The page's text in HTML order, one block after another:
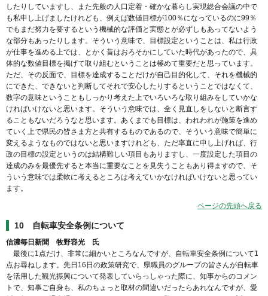
したりしていますし、また先般の人口定着・確かな暮らし実現総合会議の中で
も私申し上げましたけれども、例えば数値目標が100％になっているのに99％
でもまだ努力を要するという機械的な評価と実態とが必ずしもあってないよう
な部分もあったりします。そういう意味で、目標設定ということは、私は行政
が仕事を進める上では、とかく昔はおろそかにしていた時代があったので、具
体的な数値目標を掲げて取り組むということは極めて重要だと思っています。
ただ、その反面で、目標を達成することだけが自己目的化して、それを機械的
にできた、できないと判断してそれで安心したりするということではなくて、
数字の意味ということもしっかり考えた上でいろいろな取り組みをしていかな
ければいけないと思います。そういう意味では、全く見直しをしないと断言す
ることもないだろうなと思います。あくまでも目標は、われわれが施策を進め
ていく上で県民の皆さま方と共有するものであるので、そういう意味で簡単に
変えるようなものではないと思いますけれども、ただ率直に申し上げれば、行
政の目標の設定というのは結構難しい項目もありますし、一度設定した項目の
達成のみを最優先すると本当に重要なことを見失うこともあり得ますので、そ
ういう意味では柔軟に考えるところは考えていかなければいけないと思ってい
ます。
ページの先頭へ戻る
10 自転車安全条例について
信濃毎日新聞 牧野容光 氏
最後に1点だけ、非常に細かいところなんですが、自転車安全条例について1
点お尋ねします。先日16日の政策研究で、県職員のグループの皆さんが自転車
を活用した観光振興について発表していらっしゃった際に、知事からのコメン
トで、知事ご自身も、私のちょっと取材の間違いだったらあれなんですが、愛